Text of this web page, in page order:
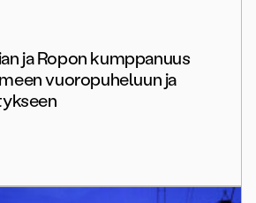
ja Ropon kumppanuus
vuoropuheluun ja